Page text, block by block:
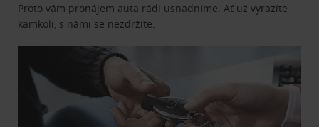
Proto vám pronájem auta rádi usnadníme. Ať už vyrazíte
kamkoli, s námi se nezdržíte.